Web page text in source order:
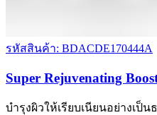
รหัสสินค้า: BDACDE170444A
Super Rejuvenating
บำรุงผิวให้เรียบเนียนอย่างเป็